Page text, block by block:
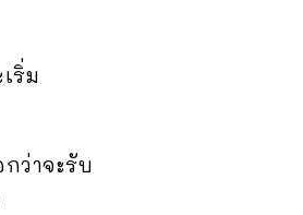
ริ่ม
ว่าจะรับ